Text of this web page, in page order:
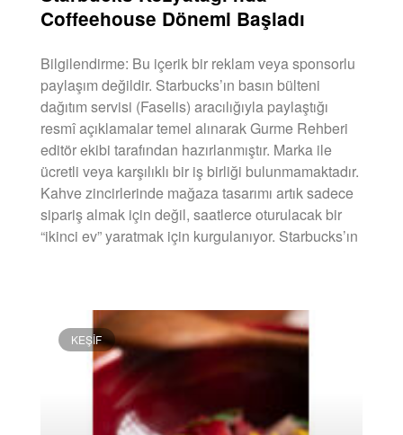
Coffeehouse Dönemi Başladı
Bilgilendirme: Bu içerik bir reklam veya sponsorlu
paylaşım değildir. Starbucks’ın basın bülteni
dağıtım servisi (Faselis) aracılığıyla paylaştığı
resmî açıklamalar temel alınarak Gurme Rehberi
editör ekibi tarafından hazırlanmıştır. Marka ile
ücretli veya karşılıklı bir iş birliği bulunmamaktadır.
Kahve zincirlerinde mağaza tasarımı artık sadece
sipariş almak için değil, saatlerce oturulacak bir
“ikinci ev” yaratmak için kurgulanıyor. Starbucks’ın
KEŞIF